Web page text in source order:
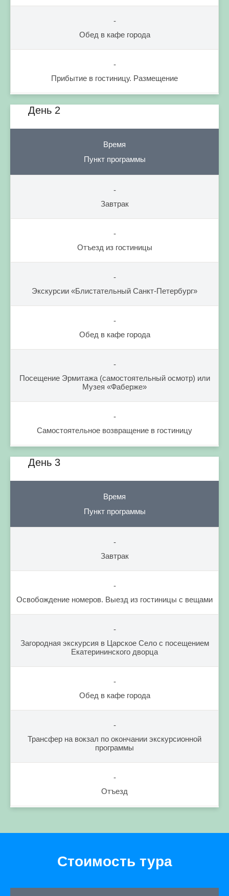
-
Обед в кафе города
-
Прибытие в гостиницу. Размещение
День 2
Время
Пункт программы
-
Завтрак
-
Отъезд из гостиницы
-
Экскурсии «Блистательный Санкт-Петербург»
-
Обед в кафе города
-
Посещение Эрмитажа (самостоятельный осмотр) или
Музея «Фаберже»
-
Самостоятельное возвращение в гостиницу
День 3
Время
Пункт программы
-
Завтрак
-
Освобождение номеров. Выезд из гостиницы с вещами
-
Загородная экскурсия в Царское Село с посещением
Екатерининского дворца
-
Обед в кафе города
-
Трансфер на вокзал по окончании экскурсионной
программы
-
Отъезд
Стоимость тура